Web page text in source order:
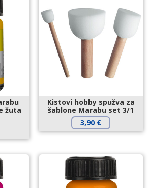
žuta
Kistovi hobby spužva za
šablone Marabu set 3/1
3,90 €